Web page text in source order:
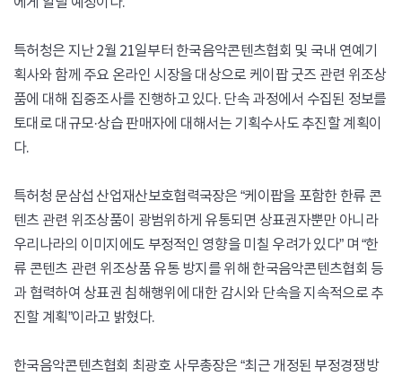
특허청은 지난 2월 21일부터 한국음악콘텐츠협회 및 국내 연예기
획사와 함께 주요 온라인 시장을 대상으로 케이팝 굿즈 관련 위조상
품에 대해 집중조사를 진행하고 있다. 단속 과정에서 수집된 정보를
토대로 대규모·상습 판매자에 대해서는 기획수사도 추진할 계획이
다.
특허청 문삼섭 산업재산보호협력국장은 “케이팝을 포함한 한류 콘
텐츠 관련 위조상품이 광범위하게 유통되면 상표권자뿐만 아니라
우리나라의 이미지에도 부정적인 영향을 미칠 우려가 있다” 며 “한
류 콘텐츠 관련 위조상품 유통 방지를 위해 한국음악콘텐츠협회 등
과 협력하여 상표권 침해행위에 대한 감시와 단속을 지속적으로 추
진할 계획”이라고 밝혔다.
한국음악콘텐츠협회 최광호 사무총장은 “최근 개정된 부정경쟁방